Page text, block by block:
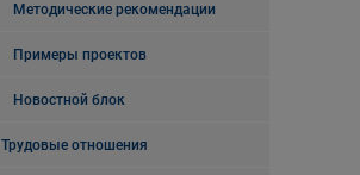
Методические рекомендации
Примеры проектов
Новостной блок
Трудовые отношения